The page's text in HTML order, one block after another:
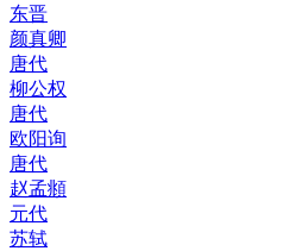
东晋
颜真卿
唐代
柳公权
唐代
欧阳询
唐代
赵孟頫
元代
苏轼